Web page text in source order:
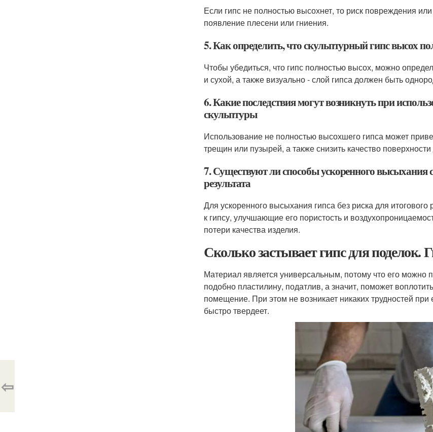
Если гипс не полностью высохнет, то риск повреждения
появление плесени или гниения.
5. Как определить, что скульптурный гипс высох
Чтобы убедиться, что гипс полностью высох, можно
и сухой, а также визуально - слой гипса должен быть
6. Какие последствия могут возникнуть при
скульптуры
Использование не полностью высохшего гипса может
трещин или пузырей, а также снизить качество
7. Существуют ли способы ускоренного высыхания
результата
Для ускоренного высыхания гипса без риска для
к гипсу, улучшающие его пористость и
потери качества изделия.
Сколько застывает гипс для поделок.
Материал является универсальным, потому что его можно
подобно пластилину, податлив, а значит, поможет
помещение. При этом не возникает никаких трудностей
быстро твердеет.
⇦